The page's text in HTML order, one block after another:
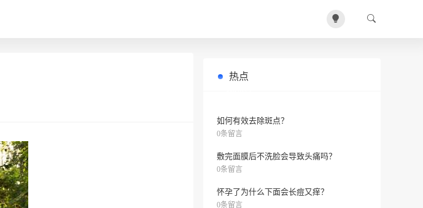
热点
如何有效去除斑点？
0条留言
敷完面膜后不洗脸会导致头痛吗？
0条留言
怀孕了为什么下面会长痘又痒？
0条留言